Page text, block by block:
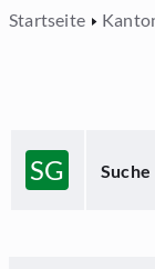
Startseite
SG Suche